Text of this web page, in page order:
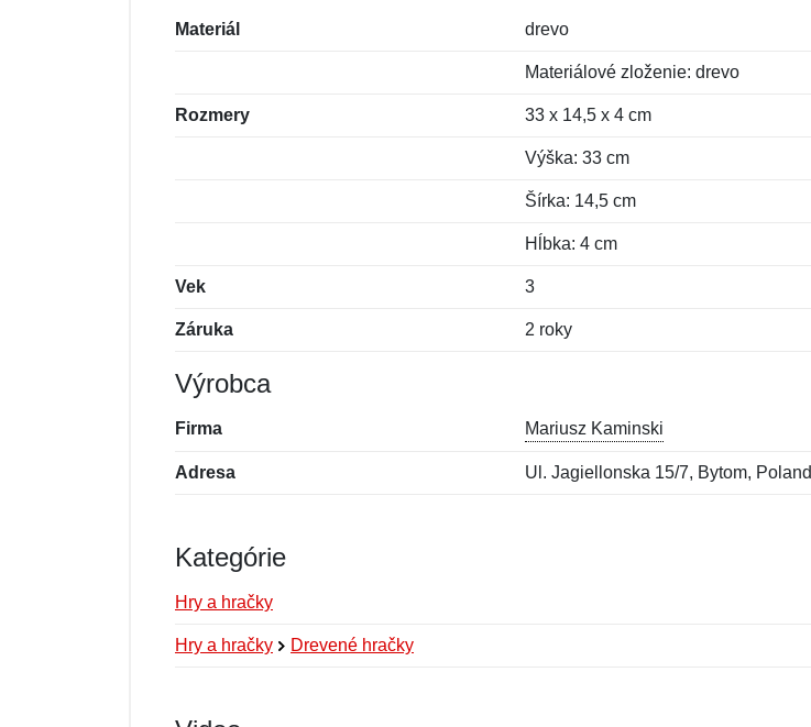
Materiál drevo
Materiálové zloženie: drevo
Rozmery 33 x 14,5 x 4 cm
Výška: 33 cm
Šírka: 14,5 cm
Hĺbka: 4 cm
Vek 3
Záruka 2 roky
Výrobca
Firma Mariusz Kaminski
Adresa Ul. Jagiellonska 15/7, Bytom, Poland
Kategórie
Hry a hračky
Hry a hračky Drevené hračky